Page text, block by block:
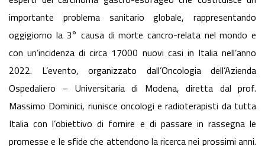
importante problema sanitario globale, rappresentando
oggigiorno la 3° causa di morte cancro-relata nel mondo e
con un’incidenza di circa 17000 nuovi casi in Italia nell’anno
2022. L’evento, organizzato dall’Oncologia dell’Azienda
Ospedaliero – Universitaria di Modena, diretta dal prof.
Massimo Dominici, riunisce oncologi e radioterapisti da tutta
Italia con l’obiettivo di fornire e di passare in rassegna le
promesse e le sfide che attendono la ricerca nei prossimi anni.